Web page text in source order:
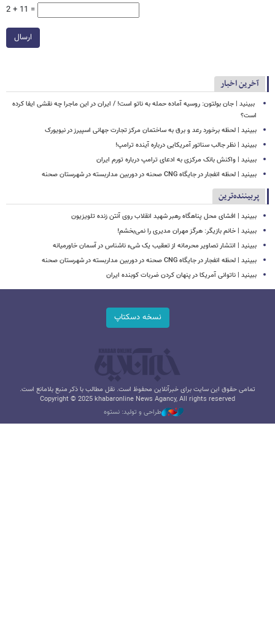
2 + 11 =
ارسال
آخرین اخبار
‏ ببینید | جان بولتون: روسیه آماده حمله به ناتو است! / ایران در این ماجرا چه نقشی ایفا کرده
است؟
ببینید | لحظه برخورد رعد و برق به ساختمان مرکز تجارت جهانی اسپیرز در نیویورک
ببینید | نظر جالب سناتور آمریکایی درباره آینده ترامپ!
ببینید | واکنش بانک مرکزی به ادعای ترامپ درباره تورم ایران
ببینید | لحظه انفجار در جایگاه CNG صحنه در دوربین مداربسته در شهرستان صحنه
پربیننده‌ترین
ببینید | افشای محل پناهگاه‌ رهبر شهید انقلاب روی آنتن زنده تلویزیون
ببینید | خانم بازیگر: هرگز مهران مدیری را نمی‌بخشم!
ببینید | انتشار تصاویر محرمانه از تعقیب یک شیء ناشناس در آسمان خاورمیانه
ببینید | لحظه انفجار در جایگاه CNG صحنه در دوربین مداربسته در شهرستان صحنه
‏ببینید | ناتوانی آمریکا در پنهان کردن ضربات کوبنده ایران
نسخه دسکتاپ
تمامی حقوق این سایت برای خبرآنلاین محفوظ است. نقل مطالب با ذکر منبع بلامانع است.
Copyright © 2025 khabaronline News Agancy, All rights reserved
طراحی و تولید: نستوه